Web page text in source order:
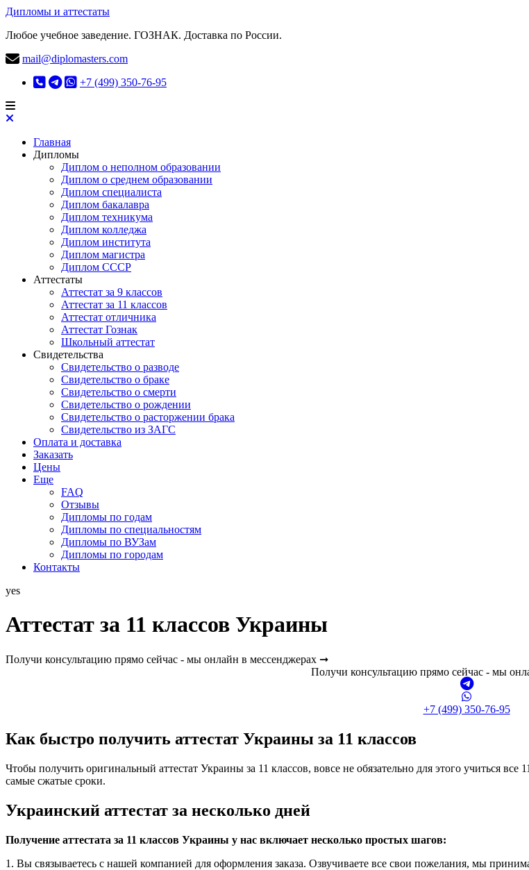
Дипломы и аттестаты
Любое учебное заведение. ГОЗНАК. Доставка по России.
mail@diplomasters.com
+7 (499) 350-76-95
Главная
Дипломы
Диплом о неполном образовании
Диплом о среднем образовании
Диплом специалиста
Диплом бакалавра
Диплом техникума
Диплом колледжа
Диплом института
Диплом магистра
Диплом СССР
Аттестаты
Аттестат за 9 классов
Аттестат за 11 классов
Аттестат отличника
Аттестат Гознак
Школьный аттестат
Свидетельства
Свидетельство о разводе
Свидетельство о браке
Свидетельство о смерти
Свидетельство о рождении
Свидетельство о расторжении брака
Свидетельство из ЗАГС
Оплата и доставка
Заказать
Цены
Еще
FAQ
Отзывы
Дипломы по годам
Дипломы по специальностям
Дипломы по ВУЗам
Дипломы по городам
Контакты
yes
Аттестат за 11 классов Украины
Получи консультацию прямо сейчас - мы онлайн в мессенджерах ➞
Получи консультацию прямо сейчас - мы
+7 (499) 350-76-95
Как быстро получить аттестат Украины за 11 классов
Чтобы получить оригинальный аттестат Украины за 11 классов, вовсе не обязательно для этого учиться
самые сжатые сроки.
Украинский аттестат за несколько дней
Получение аттестата за 11 классов Украины у нас включает несколько простых шагов:
1. Вы связываетесь с нашей компанией для оформления заказа. Озвучиваете все свои пожелания, мы